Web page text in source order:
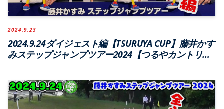
2024.9.23
2024.9.24ダイジェスト編【TSURUYA CUP】藤井かす
みステップジャンプツアー2024【つるやカントリー